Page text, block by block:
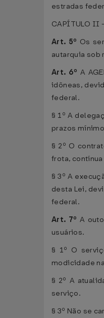
estradas
CAPÍTULO II -
Art. 5º Os
autarquia sob
Art. 6º A
idôneas,
federal.
§ 1º A
prazos
§ 2º O
frota,
§ 3º A
desta Lei,
federal.
Art. 7º A
usuários.
§ 1º O
modicidade
§ 2º A
serviço.
§ 3º Não se